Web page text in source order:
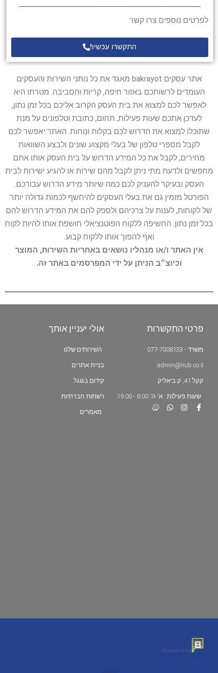
לפרטים נוספים צרו קשר
התקשרו עכשיו!
אתר עסקים bakrayot מאגד את כל נותני השירות והעסקים
העומדים לרשותכם באזור חיפה, קריות והסביבה. מטרתו היא
לאפשר לכם למצוא את בית העסק הקרוב אליכם בכל זמן נתון,
לעדכן אתכם שעות פעילות, תחום, כתובת וטלפונים על מנת
שתוכלו למצוא את הדרוש לכם בקלות ונוחות. האתר יאפשר לכם
לקבל מספרי טלפון של בעלי מקצוע שונים ולבצע השוואות
מחירים, לקבל את כל המידע הדרוש על בית העסק אותו אתם
מחפשים ולדעת מתי ניתן לקבל מהם שירות או להגיע ישירות לבית
העסק ובעיקר להעניק לכם כמה שיותר מידע הדרוש עבורכם.
הפורטל מזמין גם את בעלי העסקים להיחשף לכמות גדולה יותר
של לקוחות, לענות על צרכיהם ולספק להם את המידע הדרוש להם
בכל זמן נתון. החשיפה ללקוח הפוטנציאלי חושפת אותו להיות לקוח
ואף להפוך אותו ללקוח קבוע.
אין האתר ו/או מנהליו נושאים באחריות השירות, המוצר
וכיוצ״ב הניתן על ידי המפרסמים באתר זה.
פרטי התקשרות
משרד - 077-7008133
admin@hub.co.il
קקל 41, ק.ביאליק
שעות פעילות : א'-ה' 8:00 - 19:00
אולי יעניין אותך
השירותים שלנו
בניית אתרים
קידום בגוגל
רשתות חברתיות
מאמרים